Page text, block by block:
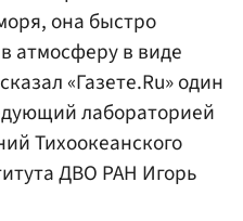
она быстро
атмосферу в виде
«Газете.Ru» один
лабораторией
Тихоокеанского
ДВО РАН Игорь